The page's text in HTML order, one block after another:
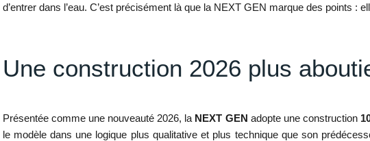
d’entrer dans l’eau. C’est précisément là que la NEXT GEN marque des points :
Une construction 2026 plus
Présentée comme une nouveauté 2026, la NEXT GEN adopte une construction
le modèle dans une logique plus qualitative et plus technique que son